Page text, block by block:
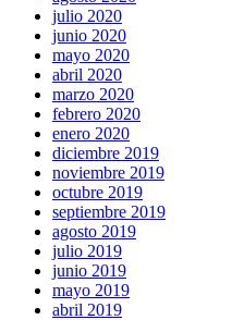
julio 2020
junio 2020
mayo 2020
abril 2020
marzo 2020
febrero 2020
enero 2020
diciembre 2019
noviembre 2019
octubre 2019
septiembre 2019
agosto 2019
julio 2019
junio 2019
mayo 2019
abril 2019